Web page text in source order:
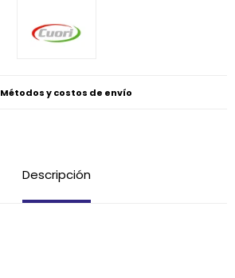
Métodos y costos de envío
Descripción